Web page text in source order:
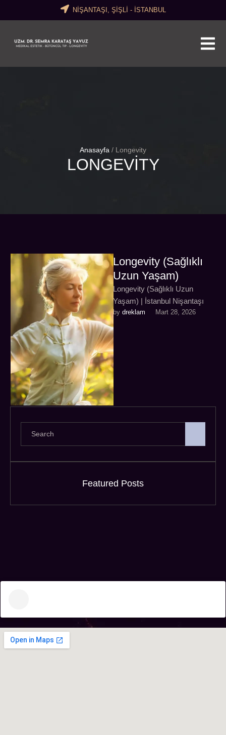
NİŞANTAŞI, ŞİŞLİ - İSTANBUL
Anasayfa / Longevity
LONGEVITY
Longevity (Sağlıklı
Uzun Yaşam)
Longevity (Sağlıklı Uzun
Yaşam) | İstanbul Nişantaşı
by dreklam Mart 28, 2026
Featured Posts